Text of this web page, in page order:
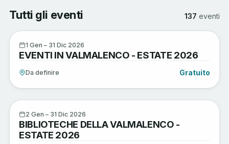
Tutti gli eventi 137 eventi
Arte e Cultura
GEN
1 Gen – 31 Dic 2026
EVENTI IN VALMALENCO - ESTATE 2026
Da definire Gratuito
Arte e Cultura
2 Gen – 31 Dic 2026
BIBLIOTECHE DELLA VALMALENCO -
ESTATE 2026